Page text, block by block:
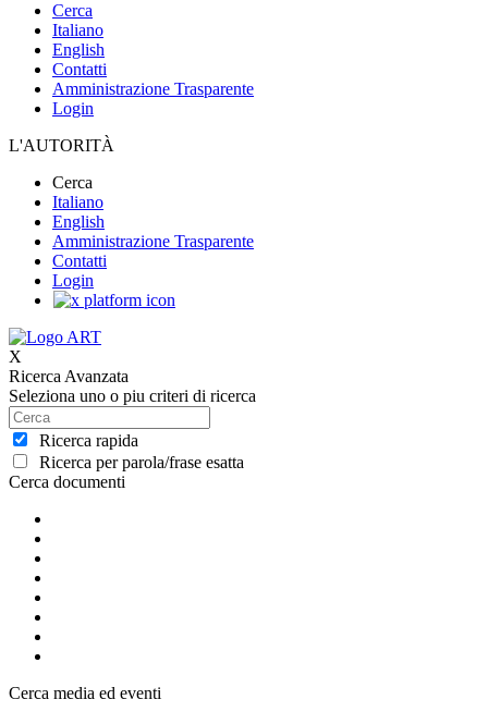
Cerca
Italiano
English
Contatti
Amministrazione Trasparente
Login
L'AUTORITÀ
Cerca
Italiano
English
Amministrazione Trasparente
Contatti
Login
X
Ricerca Avanzata
Seleziona uno o piu criteri di ricerca
Ricerca rapida
Ricerca per parola/frase esatta
Cerca documenti
Cerca media ed eventi